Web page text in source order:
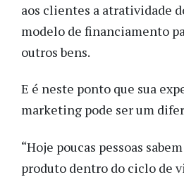
aos clientes a atratividade
modelo de financiamento
outros bens.
E é neste ponto que sua
marketing pode ser um
“Hoje poucas pessoas
produto dentro do ciclo de